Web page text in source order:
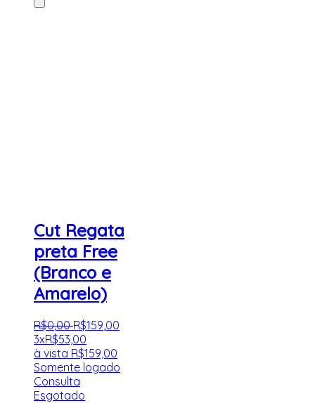
Cut Regata
preta Free
(Branco e
Amarelo)
R$0,00 R$159 00
3xR$53,00
à vista R$159,00
Somente logado
Consulta
Esgotado